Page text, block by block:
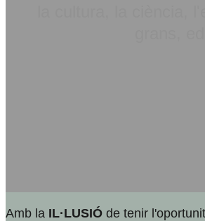
Amb la IL·LUSIÓ de tenir